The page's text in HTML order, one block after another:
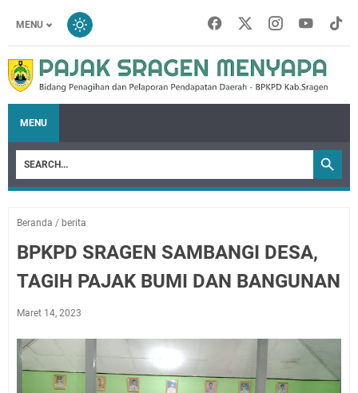
MENU
MENU
Beranda / berita
BPKPD SRAGEN SAMBANGI DESA,
TAGIH PAJAK BUMI DAN BANGUNAN
Maret 14, 2023